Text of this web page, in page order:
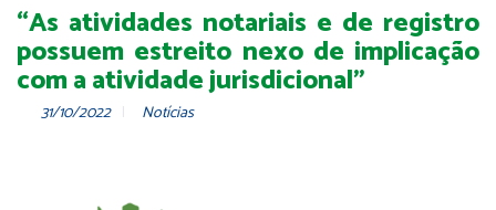
“As atividades notariais e de registro
possuem estreito nexo de implicação
com a atividade jurisdicional”
31/10/2022 Notícias